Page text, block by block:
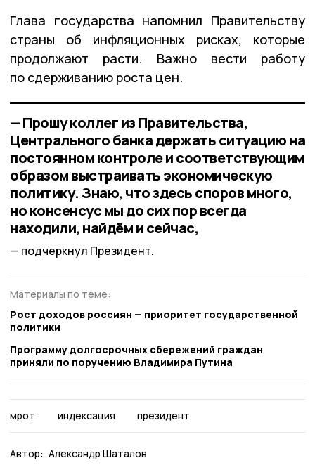
Глава государства напомнил Правительству
страны об инфляционных рисках, которые
продолжают расти. Важно вести работу
по сдерживанию роста цен.
— Прошу коллег из Правительства,
Центрального банка держать ситуацию на
постоянном контроле и соответствующим
образом выстраивать экономическую
политику. Знаю, что здесь споров много,
но консенсус мы до сих пор всегда
находили, найдём и сейчас,
подчеркнул Президент.
Материалы по теме:
Рост доходов россиян — приоритет государственной
политики
Программу долгосрочных сбережений граждан
приняли по поручению Владимира Путина
мрот индексация президент
Автор: Александр Шаталов